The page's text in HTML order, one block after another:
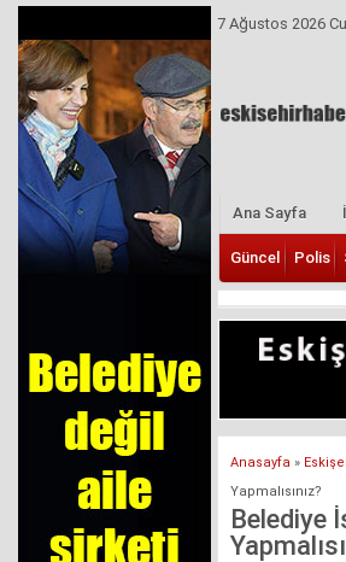
7 Ağustos 2026
Ana Sayfa
Güncel Polis
Anasayfa »
Yapmalısınız?
Belediye